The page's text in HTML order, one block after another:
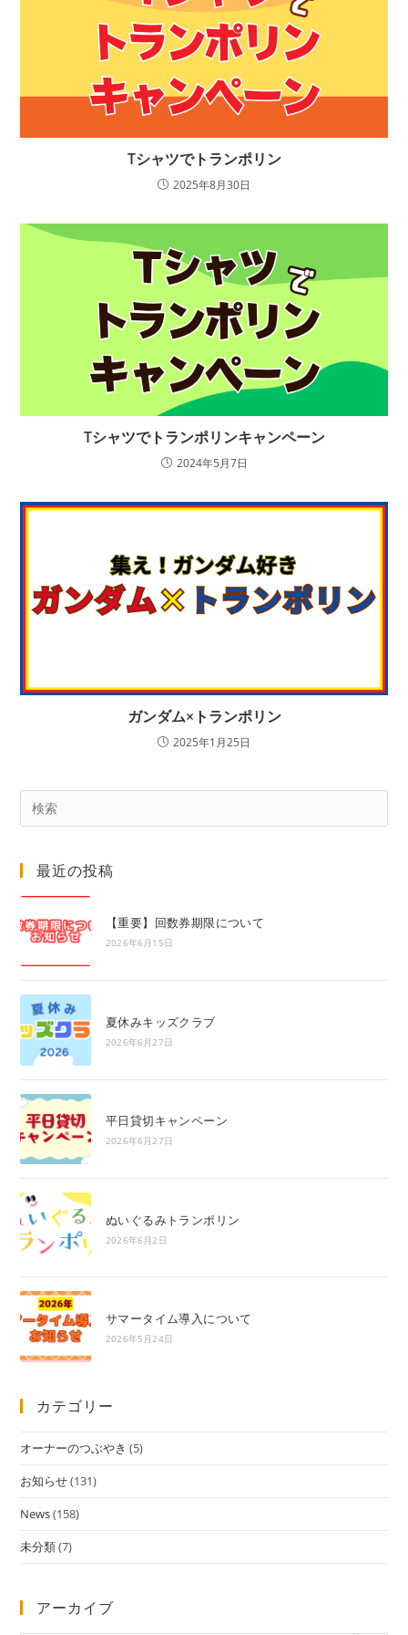
Tシャツでトランポリン
2025年8月30日
Tシャツでトランポリンキャンペーン
2024年5月7日
ガンダム×トランポリン
2025年1月25日
最近の投稿
【重要】回数券期限について
2026年6月15日
夏休みキッズクラブ
2026年6月27日
平日貸切キャンペーン
2026年6月27日
ぬいぐるみトランポリン
2026年6月2日
サマータイム導入について
2026年5月24日
カテゴリー
オーナーのつぶやき (5)
お知らせ(131)
News(158)
未分類(7)
アーカイブ